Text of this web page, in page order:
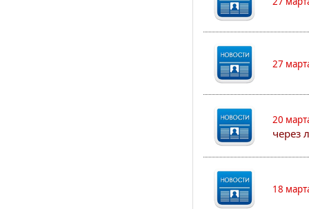
27
20
через
18